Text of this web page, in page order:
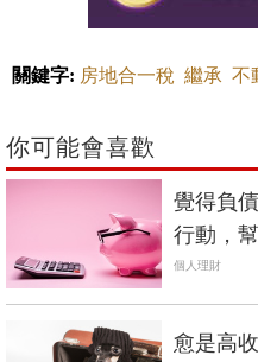
關鍵字: 房地合一稅 繼承 不
你可能會喜歡
覺得負
行動，
個人理財
愈是高